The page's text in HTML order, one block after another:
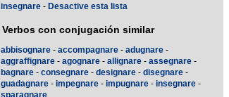
insegnare - Desactive esta lista
Verbos con conjugación similar
abbisognare - accompagnare - adugnare -
aggraffignare - agognare - allignare - assegnare -
bagnare - consegnare - designare - disegnare -
guadagnare - impegnare - impugnare - insegnare -
sparagnare